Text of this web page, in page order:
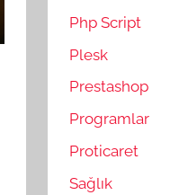
Php Script
Plesk
Prestashop
Programlar
Proticaret
Sağlık